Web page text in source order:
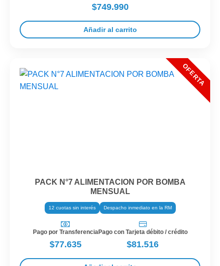
$749.990
Añadir al carrito
PACK N°7 ALIMENTACION POR BOMBA
MENSUAL
12 cuotas sin interés Despacho inmediato en la RM
Pago por Transferencia
$77.635
Pago con Tarjeta débito / crédito
$81.516